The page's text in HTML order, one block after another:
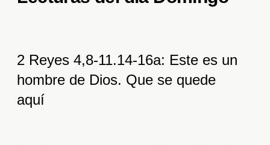
2 Reyes 4,8-11.14-16a: Este es un
hombre de Dios. Que se quede
aquí